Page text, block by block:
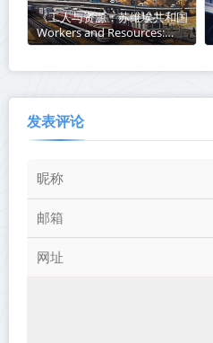
《工人与资源：苏维埃共和国
Workers and Resources:
Soviet Republic》v1.1.1.5-全
发表评论